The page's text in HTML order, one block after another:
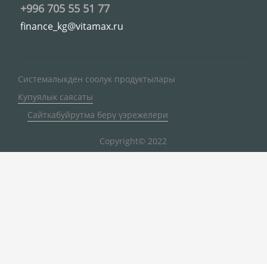
+996 705 55 51 77
finance_kg@vitamax.ru
Системалыкден соолук продуктылары
Купуялык саясаты
Сайткабуйрутма берү үэрежелери
Copyright© 2022